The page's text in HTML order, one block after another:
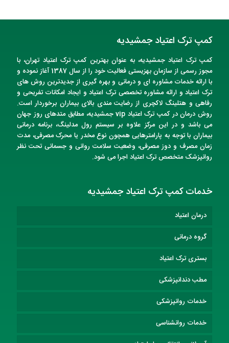
کمپ ترک اعتیاد جمشیدیه
کمپ ترک اعتیادجمشیدیه، به عنوانبهترین کمپ ترک اعتیاد تهران، با
مجوز رسمی از سازمان بهزیستی فعالیت خود را از سال 1387 آغاز نموده و
با ارائه خدمات مشاوره ای و درمانی و بهره گیری از جدیدترین روش های
ترک اعتیاد و ارائه مشاوره تخصصی ترک اعتیاد و ایجاد امکانات تفریحی و
رفاهی و هتلینگ لاکچری از رضایت مندی بالای بیماران برخوردار است.
روش درمان در کمپ ترک اعتیاد vip جمشیدیه، مطابق متدهای روز جهان
می باشد و در این مرکز علاوه بر سیستم رول مدلینگ، برنامه درمانی
بیماران با توجه به پارامترهایی همچون نوع مخدر یا محرک مصرفی، مدت
زمان مصرف و دوز مصرفی، وضعیت سلامت روانی و جسمانی تحت نظر
روانپزشک متخصصترک اعتیاداجرا می شود.
خدمات کمپ ترک اعتیاد جمشیدیه
درمان اعتیاد
گروه درمانی
بستری ترک اعتیاد
مطب دندانپزشکی
خدمات روانپزشکی
خدمات روانشناسی